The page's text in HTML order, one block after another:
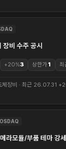
장비 수주 공시
+20%3 상한가1 최
체장비 · 최근 26.07.31
라모듈/부품 테마 강세